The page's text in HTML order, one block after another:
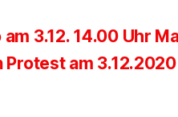
3.12. 14.00 Uhr
am 3.12.2020